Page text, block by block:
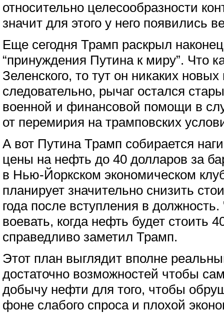
относительно целесообразности
значит для этого у него появились
Еще сегодня Трамп раскрыл
“принуждения Путина к миру”. Что
Зеленского, то тут он никаких
следовательно, рычаг остался
военной и финансовой помощи в
от перемирия на трамповских
А вот Путина Трамп собирается
цены на нефть до 40 долларов за
в Нью-Йоркском экономическом
планирует значительно снизить
года после вступления в
воевать, когда нефть будет стоить
справедливо заметил Трамп.
Этот план выглядит вполне
достаточно возможностей чтобы
добычу нефти для того, чтобы
фоне слабого спроса и плохой